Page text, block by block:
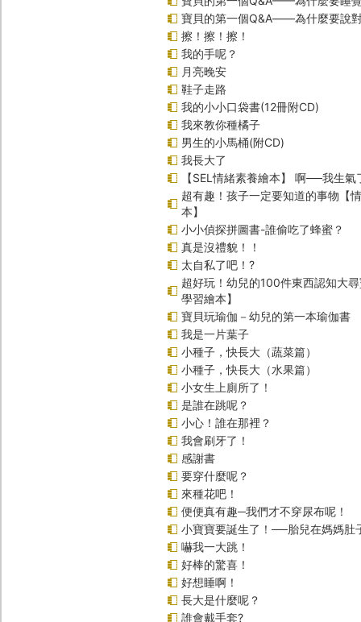
寶貝的第一個Q&A――為什麼要說
擦！擦！擦！
我的手呢？
月亮晚安
鞋子走路
我的小小口袋書(12冊附CD)
我來教你種橘子
男生的小馬桶(附CD)
我長大了
【SEL情緒素養繪本】 啊──我生氣
超有趣！孩子一定要知道的事物【
本】
小小偵探拼圖書-誰偷吃了蜂蜜？
真是沒禮貌！！
太自私了吧！?
超好玩！幼兒的100件東西認知大
學習繪本】
寶貝玩瑜伽－幼兒的第一本瑜伽書
我是一片葉子
小種子，快長大（蔬菜篇）
小種子，快長大（水果篇）
小女生上廁所了！
是誰在跳呢？
小心！誰在那裡？
我會刷牙了！
感謝書
要穿什麼呢？
來種花吧！
便便真有趣─我們才不穿尿布呢！
小寶寶要誕生了！──胎兒在媽媽肚
嚇我一大跳！
好棒的驚喜！
好想睡啊！
長大是什麼呢？
誰會戴手套?